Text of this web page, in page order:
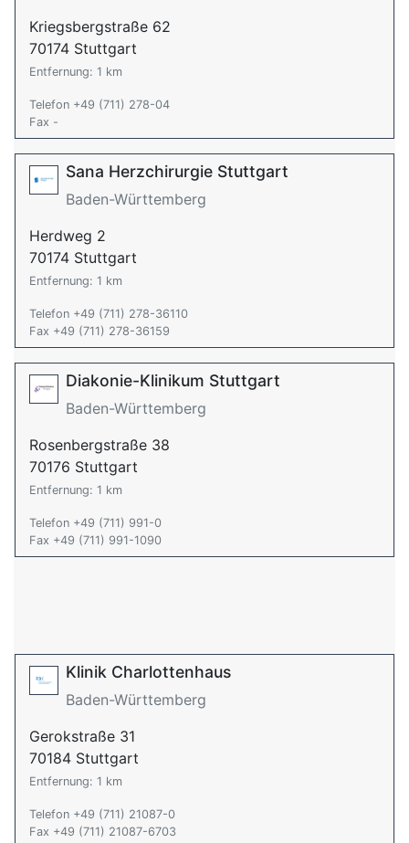
Kriegsbergstraße 62
70174 Stuttgart
Entfernung: 1 km
Telefon +49 (711) 278-04
Fax -
Sana Herzchirurgie Stuttgart
Baden-Württemberg
Herdweg 2
70174 Stuttgart
Entfernung: 1 km
Telefon +49 (711) 278-36110
Fax +49 (711) 278-36159
Diakonie-Klinikum Stuttgart
Baden-Württemberg
Rosenbergstraße 38
70176 Stuttgart
Entfernung: 1 km
Telefon +49 (711) 991-0
Fax +49 (711) 991-1090
Klinik Charlottenhaus
Baden-Württemberg
Gerokstraße 31
70184 Stuttgart
Entfernung: 1 km
Telefon +49 (711) 21087-0
Fax +49 (711) 21087-6703